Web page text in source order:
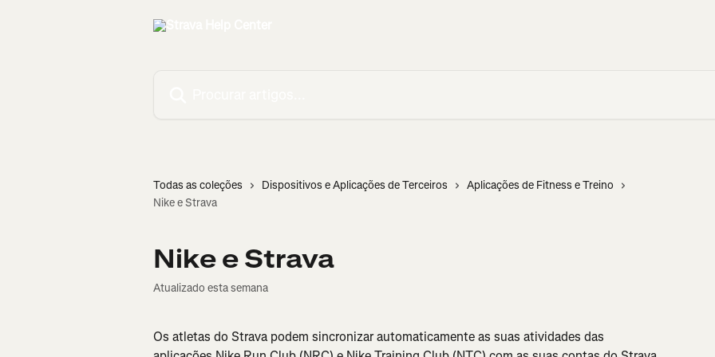
Todas as coleções Dispositivos e Aplicações de Terceiros
Aplicações de Fitness e Treino
Nike e Strava
Nike e Strava
Atualizado esta semana
Os atletas do Strava podem sincronizar automaticamente as suas atividades das